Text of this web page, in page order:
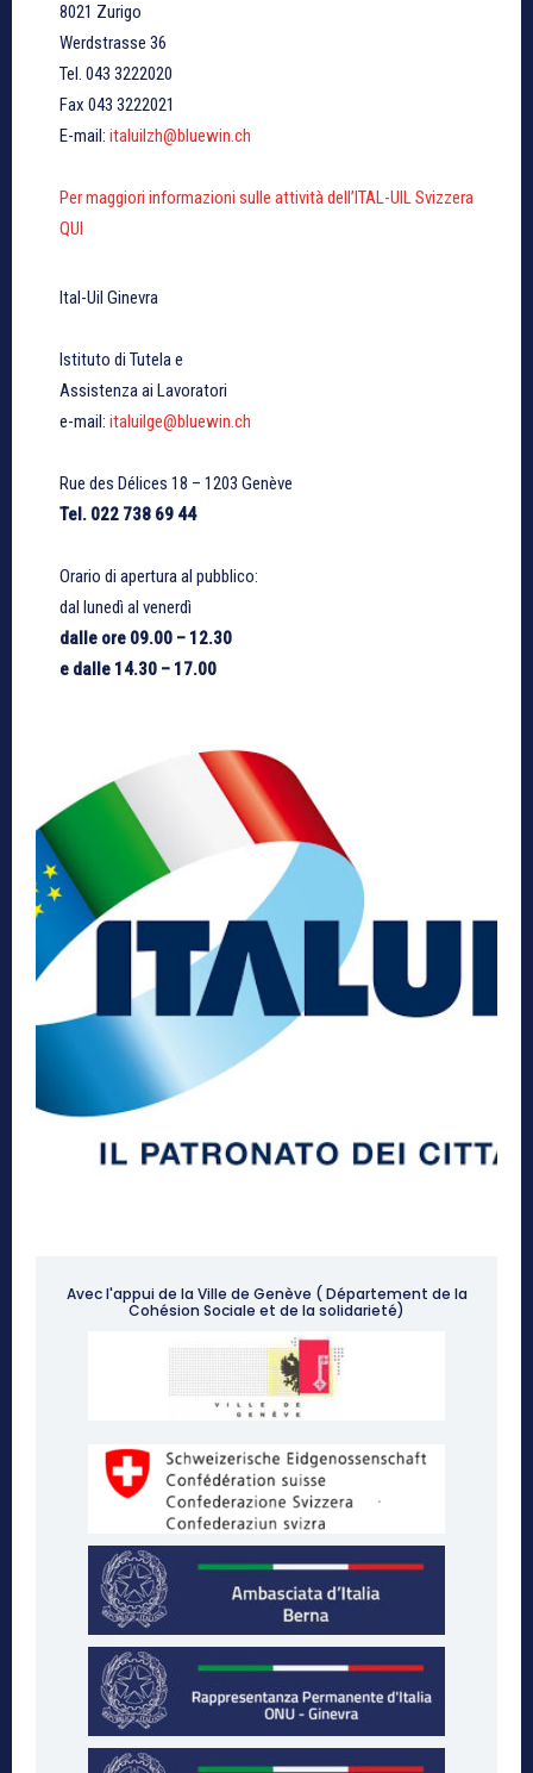
8021 Zurigo
Werdstrasse 36
Tel. 043 3222020
Fax 043 3222021
E-mail: italuilzh@bluewin.ch
Per maggiori informazioni sulle attività dell’ITAL-UIL Svizzera
QUI
Ital-Uil Ginevra
Istituto di Tutela e
Assistenza ai Lavoratori
e-mail: italuilge@bluewin.ch
Rue des Délices 18 – 1203 Genève
Tel. 022 738 69 44
Orario di apertura al pubblico:
dal lunedì al venerdì
dalle ore 09.00 – 12.30
e dalle 14.30 – 17.00
Avec l'appui de la Ville de Genève ( Département de la
Cohésion Sociale et de la solidarieté)